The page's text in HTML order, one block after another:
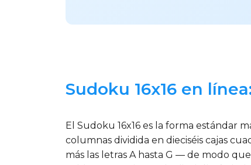
Sudoku 16x16 en
El Sudoku 16x16 es la forma estándar
columnas dividida en dieciséis cajas
más las letras A hasta G — de modo